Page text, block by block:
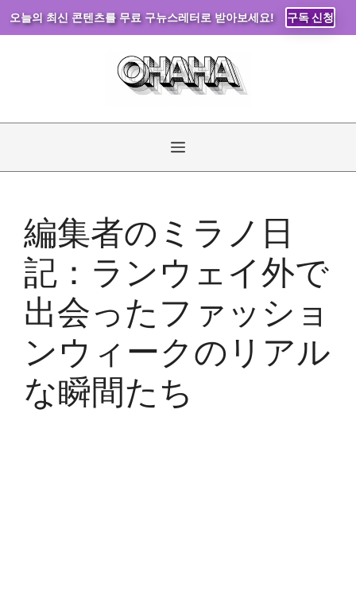
오늘의 최신 콘텐츠를 무료 구뉴스레터로 받아보세요! 구독 신청
ツ
メ
編集者のミラノ日
記：ランウェイ外で
出会ったファッショ
ンウィークのリアル
な瞬間たち